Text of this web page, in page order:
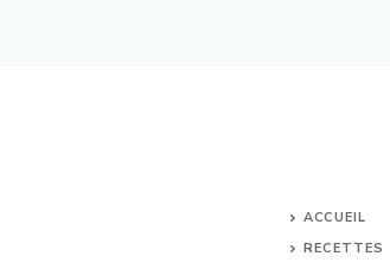
ACCUEIL
RECETTES